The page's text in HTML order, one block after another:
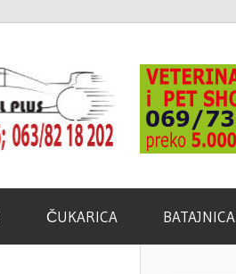
ČUKARICA BATAJNICA